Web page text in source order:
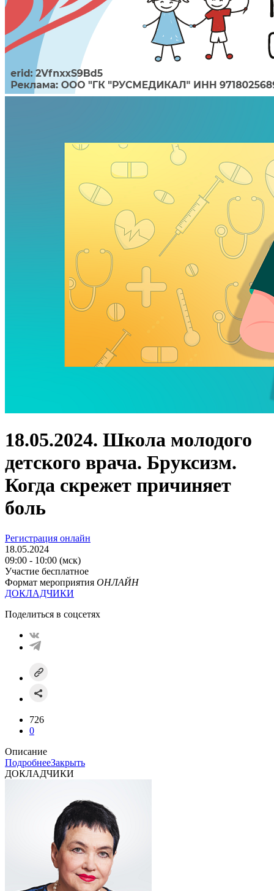
18.05.2024. Школа молодого
детского врача. Бруксизм.
Когда скрежет причиняет
боль
Регистрация онлайн
18.05.2024
09:00 - 10:00 (мск)
Участие бесплатное
Формат мероприятия ОНЛАЙН
ДОКЛАДЧИКИ
Поделиться в соцсетях
726
0
Описание
ПодробнееЗакрыть
ДОКЛАДЧИКИ